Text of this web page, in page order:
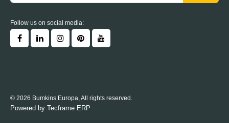
Follow us on social media:
© 2026 Bumkins Europa, All rights reserved.
Powered by Tecframe ERP